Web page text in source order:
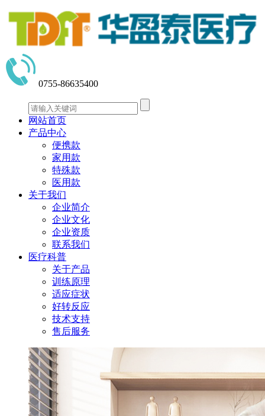
0755-86635400
网站首页
产品中心
便携款
家用款
特殊款
医用款
关于我们
企业简介
企业文化
企业资质
联系我们
医疗科普
关于产品
训练原理
适应症状
好转反应
技术支持
售后服务